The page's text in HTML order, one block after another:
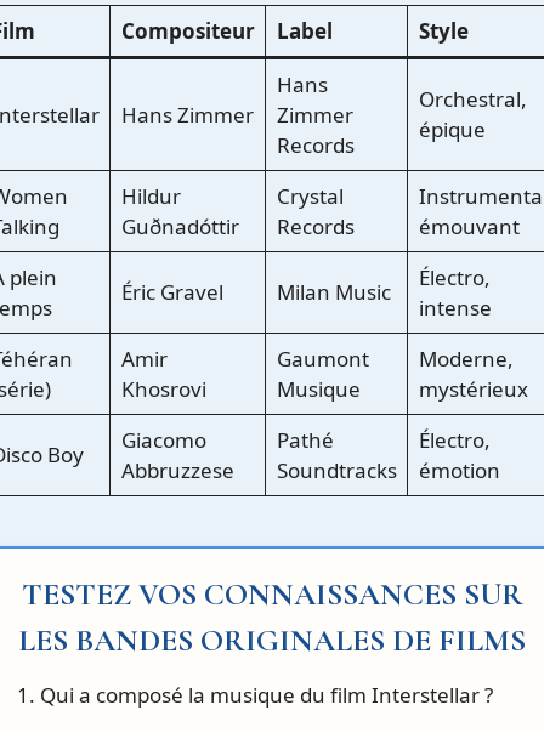
Compositeur Label Style
Hans Zimmer
Hans
Zimmer
Records
Orchestral,
épique
Hildur
Guðnadóttir
Crystal
Records
émouvant
plein
Éric Gravel Milan Music
Électro,
intense
Amir
Khosrovi
Gaumont
Musique
Moderne,
mystérieux
Boy
Giacomo
Abbruzzese
Pathé
Soundtracks
Électro,
émotion
TESTEZ VOS CONNAISSANCES SUR
LES BANDES ORIGINALES DE FILMS
1. Qui a composé la musique du film Interstellar ?